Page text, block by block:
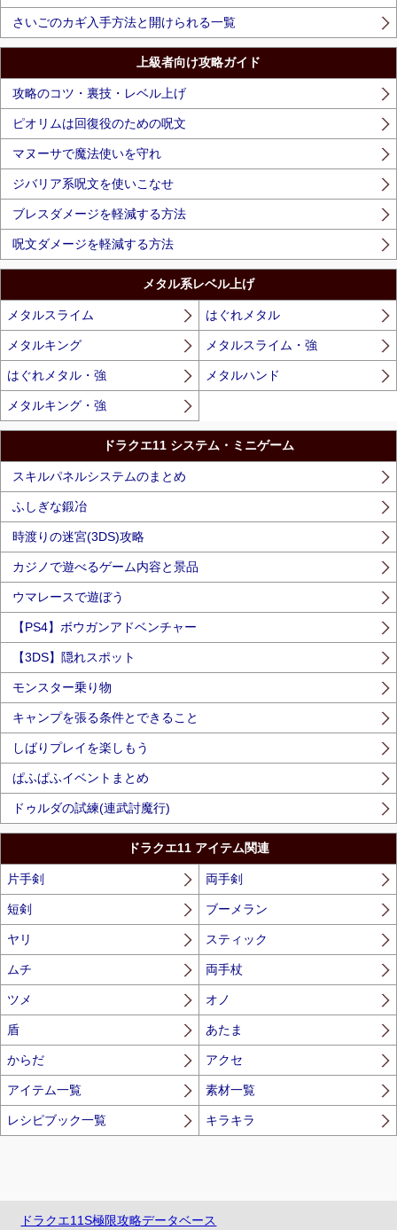
さいごのカギ入手方法と開けられる一覧
上級者向け攻略ガイド
攻略のコツ・裏技・レベル上げ
ピオリムは回復役のための呪文
マヌーサで魔法使いを守れ
ジバリア系呪文を使いこなせ
ブレスダメージを軽減する方法
呪文ダメージを軽減する方法
メタル系レベル上げ
メタルスライム はぐれメタル
メタルキング メタルスライム・強
はぐれメタル・強 メタルハンド
メタルキング・強
ドラクエ11 システム・ミニゲーム
スキルパネルシステムのまとめ
ふしぎな鍛冶
時渡りの迷宮(3DS)攻略
カジノで遊べるゲーム内容と景品
ウマレースで遊ぼう
【PS4】ボウガンアドベンチャー
【3DS】隠れスポット
モンスター乗り物
キャンプを張る条件とできること
しばりプレイを楽しもう
ぱふぱふイベントまとめ
ドゥルダの試練(連武討魔行)
ドラクエ11 アイテム関連
片手剣 両手剣
短剣 ブーメラン
ヤリ スティック
ムチ 両手杖
ツメ オノ
盾 あたま
からだ アクセ
アイテム一覧 素材一覧
レシピブック一覧 キラキラ
ドラクエ11S極限攻略データベース